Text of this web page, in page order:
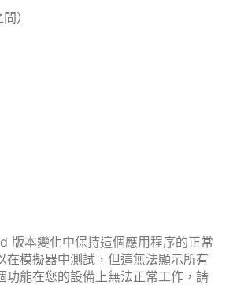
）
版本變化中保持這個應用程序的正常
在模擬器中測試，但這無法顯示所有
功能在您的設備上無法正常工作，請